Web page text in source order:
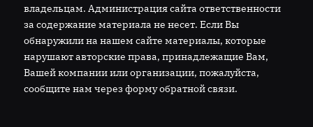
владельцам. Администрация сайта ответственности
за содержание материала не несет. Если Вы
обнаружили на нашем сайте материалы, которые
нарушают авторские права, принадлежащие Вам,
Вашей компании или организации, пожалуйста,
сообщите нам через форму обратной связи.